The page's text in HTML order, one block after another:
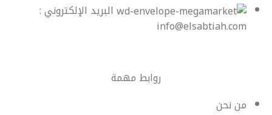
البريد الإلكتروني :
info@elsabtiah.com
روابط مهمة
من نحن